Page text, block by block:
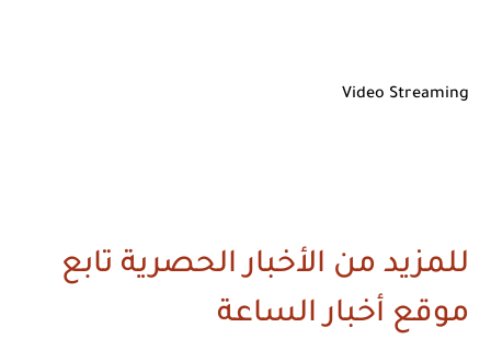
Video Streaming
للمزيد من الأخبار الحصرية تابع
موقع أخبار الساعة